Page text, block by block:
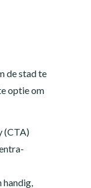
de stad te
optie om
(CTA)
handig,